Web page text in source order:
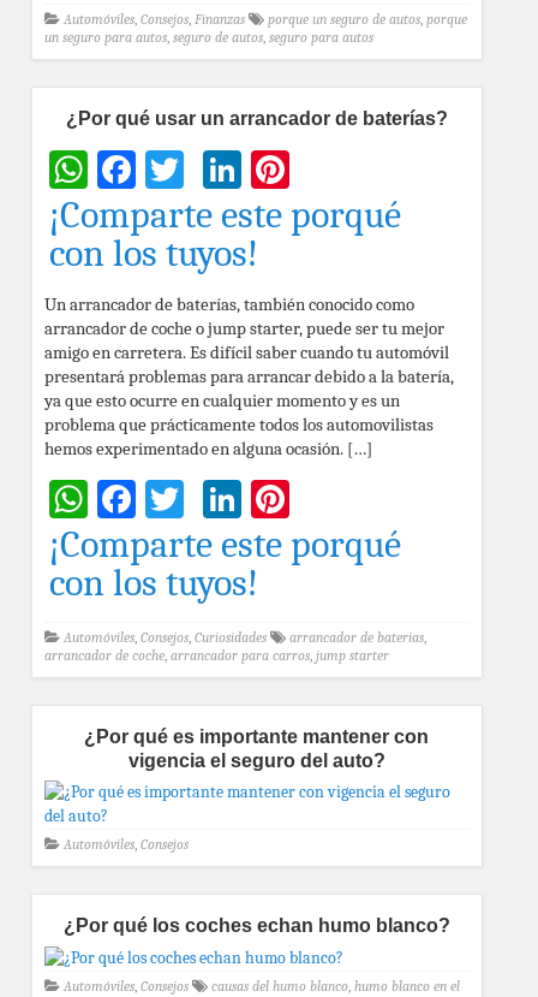
Automóviles Consejos Finanzas porque un seguro de autos porque
un seguro para autos seguro de autos seguro para autos
¿Por qué usar un arrancador de baterías?
WhatsApp
Facebook
TwitterLinkedIn
¡Comparte este porqué
con los tuyos!
Un arrancador de baterías, también conocido como
arrancador de coche o jump starter, puede ser tu mejor
amigo en carretera. Es difícil saber cuando tu automóvil
presentará problemas para arrancar debido a la batería,
ya que esto ocurre en cualquier momento y es un
problema que prácticamente todos los automovilistas
hemos experimentado en alguna ocasión. […]
WhatsApp
Facebook
TwitterLinkedIn
¡Comparte este porqué
con los tuyos!
Automóviles Consejos Curiosidades arrancador de baterias
arrancador de coche arrancador para carros jump starter
¿Por qué es importante mantener con
vigencia el seguro del auto?
Automóviles Consejos
¿Por qué los coches echan humo blanco?
Automóviles Consejos causas del humo blanco humo blanco en el